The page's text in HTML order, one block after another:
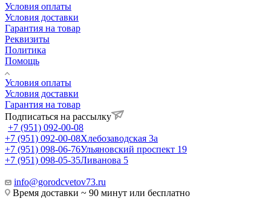
Условия оплаты
Условия доставки
Гарантия на товар
Реквизиты
Политика
Помощь
Условия оплаты
Условия доставки
Гарантия на товар
Подписаться на рассылку
+7 (951) 092-00-08
+7 (951) 092-00-08Хлебозаводская 3а
+7 (951) 098-06-76Ульяновский проспект 19
+7 (951) 098-05-35Ливанова 5
info@gorodcvetov73.ru
Время доставки ~ 90 минут или бесплатно